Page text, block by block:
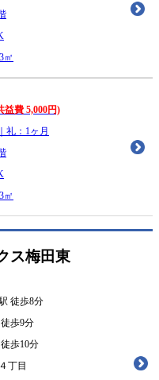
㎡
益費 5,000円)
礼：1ヶ月
㎡
ス梅田東
徒歩8分
徒歩9分
徒歩10分
４丁目